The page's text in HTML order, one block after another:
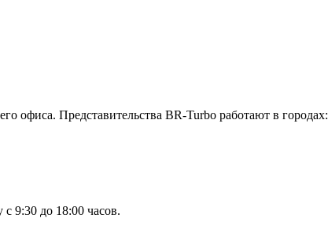
офиса. Представительства BR-Turbo работают в городах:
9:30 до 18:00 часов.